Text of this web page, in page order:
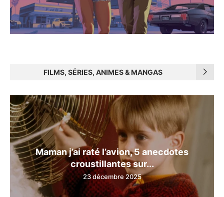
FILMS, SÉRIES, ANIMES & MANGAS
Maman j’ai raté l’avion, 5 anecdotes
croustillantes sur...
23 décembre 2025